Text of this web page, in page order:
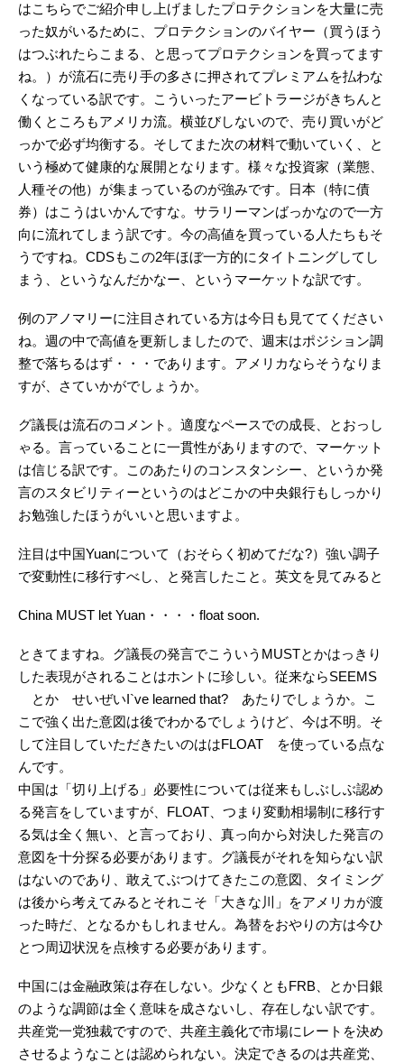
はこちらでご紹介申し上げましたプロテクションを大量に売
った奴がいるために、プロテクションのバイヤー（買うほう
はつぶれたらこまる、と思ってプロテクションを買ってます
ね。）が流石に売り手の多さに押されてプレミアムを払わな
くなっている訳です。こういったアービトラージがきちんと
働くところもアメリカ流。横並びしないので、売り買いがど
っかで必ず均衡する。そしてまた次の材料で動いていく、と
いう極めて健康的な展開となります。様々な投資家（業態、
人種その他）が集まっているのが強みです。日本（特に債
券）はこうはいかんですな。サラリーマンばっかなので一方
向に流れてしまう訳です。今の高値を買っている人たちもそ
うですね。CDSもこの2年ほぼ一方的にタイトニングしてし
まう、というなんだかなー、というマーケットな訳です。
例のアノマリーに注目されている方は今日も見ててください
ね。週の中で高値を更新しましたので、週末はポジション調
整で落ちるはず・・・であります。アメリカならそうなりま
すが、さていかがでしょうか。
グ議長は流石のコメント。適度なペースでの成長、とおっし
ゃる。言っていることに一貫性がありますので、マーケット
は信じる訳です。このあたりのコンスタンシー、というか発
言のスタビリティーというのはどこかの中央銀行もしっかり
お勉強したほうがいいと思いますよ。
注目は中国Yuanについて（おそらく初めてだな?）強い調子
で変動性に移行すべし、と発言したこと。英文を見てみると
China MUST let Yuan・・・・float soon.
ときてますね。グ議長の発言でこういうMUSTとかはっきり
した表現がされることはホントに珍しい。従来ならSEEMS
とか せいぜいI`ve learned that? あたりでしょうか。こ
こで強く出た意図は後でわかるでしょうけど、今は不明。そ
して注目していただきたいのははFLOAT を使っている点な
んです。
中国は「切り上げる」必要性については従来もしぶしぶ認め
る発言をしていますが、FLOAT、つまり変動相場制に移行す
る気は全く無い、と言っており、真っ向から対決した発言の
意図を十分探る必要があります。グ議長がそれを知らない訳
はないのであり、敢えてぶつけてきたこの意図、タイミング
は後から考えてみるとそれこそ「大きな川」をアメリカが渡
った時だ、となるかもしれません。為替をおやりの方は今ひ
とつ周辺状況を点検する必要があります。
中国には金融政策は存在しない。少なくともFRB、とか日銀
のような調節は全く意味を成さないし、存在しない訳です。
共産党一党独裁ですので、共産主義化で市場にレートを決め
させるようなことは認められない。決定できるのは共産党、